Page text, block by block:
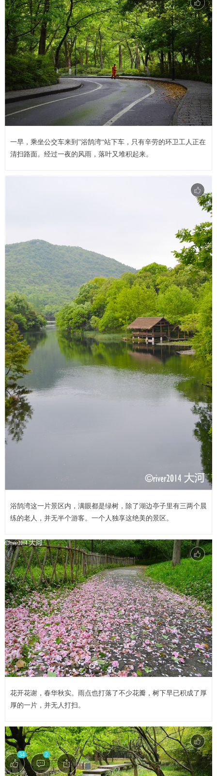
一早，乘坐公交车来到”浴鹄湾“站下车，只有辛劳的环卫工人正在
清扫路面。经过一夜的风雨，落叶又堆积起来。
浴鹄湾这一片景区内，满眼都是绿树，除了湖边亭子里有三两个晨
练的老人，并无半个游客。一个人独享这绝美的景区。
花开花谢，春华秋实。雨点也打落了不少花瓣，树下早已积成了厚
厚的一片，并无人打扫。
34 2